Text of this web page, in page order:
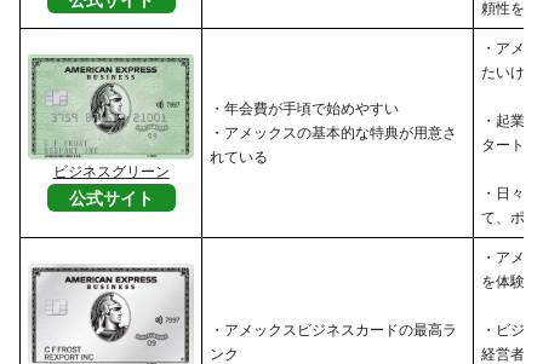
頼性を高
ビジネスグリーン
公式サイト
・年会費が手頃で始めやすい
・アメックスの基本的な特典が用意さ
れている
・アメ
たいけれ
・起業
タートア
・日々
て、ポイ
・アメックスビジネスカードの最高ラ
ンク
・アメ
を体験
・ビジ
経営者